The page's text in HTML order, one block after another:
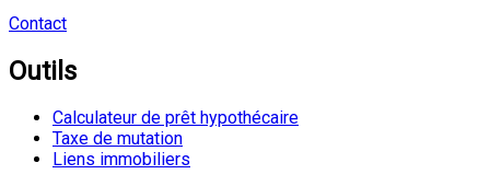
Contact
Outils
Calculateur de prêt hypothécaire
Taxe de mutation
Liens immobiliers